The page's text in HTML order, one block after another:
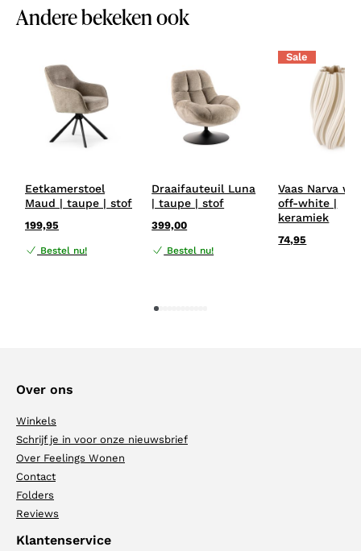
Andere bekeken ook
Eetkamerstoel
Maud | taupe | stof
199,95
Bestel nu!
Draaifauteuil Luna
| taupe | stof
399,00
Bestel nu!
Sale
Vaas Narva
off-white |
keramiek
74,95
1
Over ons
Winkels
Schrijf je in voor onze nieuwsbrief
Over Feelings Wonen
Contact
Folders
Reviews
Klantenservice